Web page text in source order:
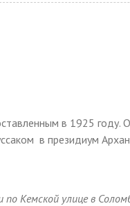
в 1925
в президиум
Кемской улице в